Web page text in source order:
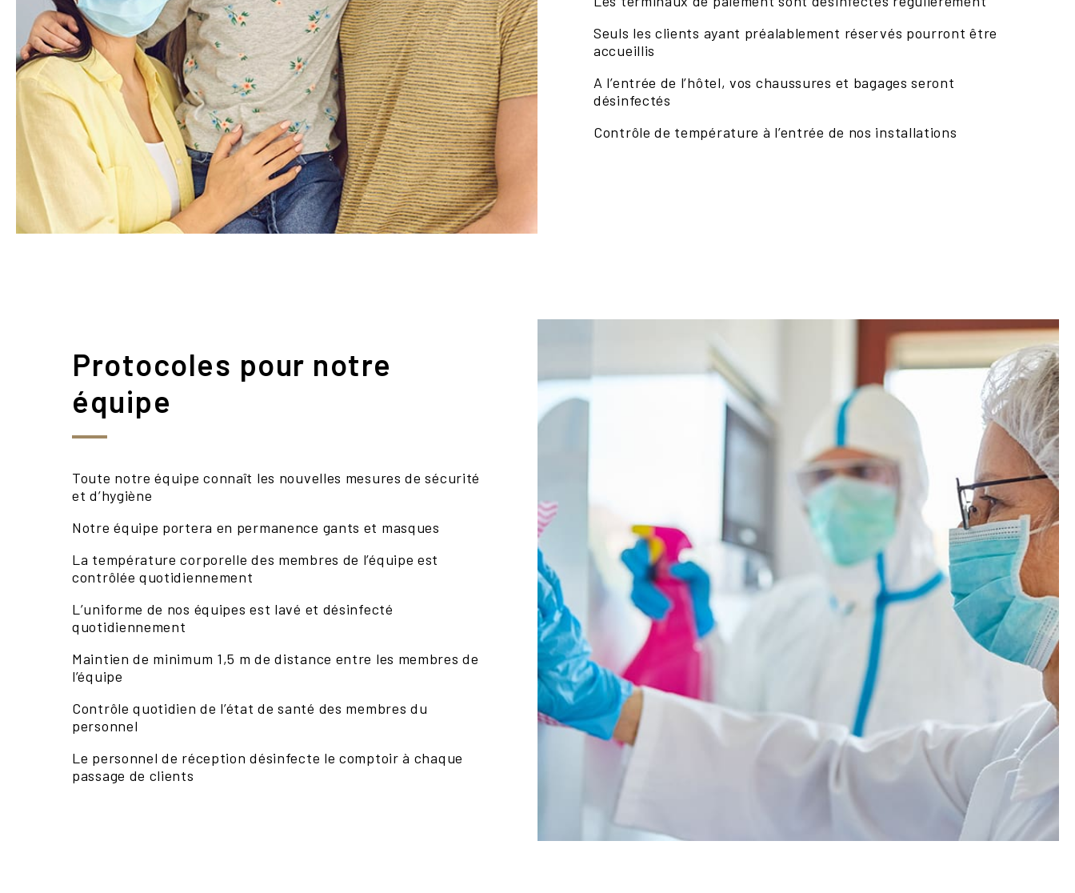
Seuls les clients ayant préalablement réservés pourront être
accueillis
A l’entrée de l’hôtel, vos chaussures et bagages seront
désinfectés
Contrôle de température à l’entrée de nos installations
Protocoles pour notre
équipe
Toute notre équipe connaît les nouvelles mesures de sécurité
et d’hygiène
Notre équipe portera en permanence gants et masques
La température corporelle des membres de l’équipe est
contrôlée quotidiennement
L’uniforme de nos équipes est lavé et désinfecté
quotidiennement
Maintien de minimum 1,5 m de distance entre les membres de
l’équipe
Contrôle quotidien de l’état de santé des membres du
personnel
Le personnel de réception désinfecte le comptoir à chaque
passage de clients